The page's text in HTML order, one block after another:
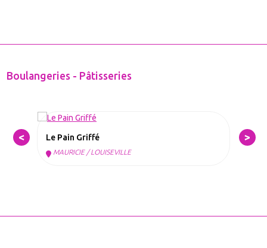
Boulangeries - Pâtisseries
Le Pain Griffé
MAURICIE / LOUISEVILLE